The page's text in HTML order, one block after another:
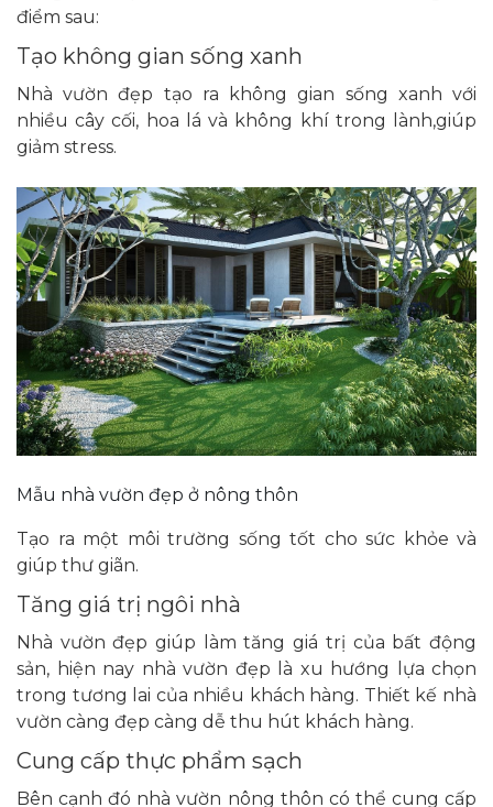
điểm sau:
Tạo không gian sống xanh
Nhà vườn đẹp tạo ra không gian sống xanh với
nhiều cây cối, hoa lá và không khí trong lành,giúp
giảm stress.
Mẫu nhà vườn đẹp ở nông thôn
Tạo ra một môi trường sống tốt cho sức khỏe và
giúp thư giãn.
Tăng giá trị ngôi nhà
Nhà vườn đẹp giúp làm tăng giá trị của bất động
sản, hiện nay nhà vườn đẹp là xu hướng lựa chọn
trong tương lai của nhiều khách hàng. Thiết kế nhà
vườn càng đẹp càng dễ thu hút khách hàng.
Cung cấp thực phẩm sạch
Bên cạnh đó nhà vườn nông thôn có thể cung cấp